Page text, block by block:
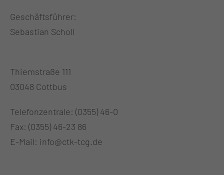
Geschäftsführer:
Sebastian Scholl
Thiemstraße 111
03048 Cottbus
Telefonzentrale: (0355) 46-0
Fax: (0355) 46-23 86
E-Mail: info@ctk-tcg.de